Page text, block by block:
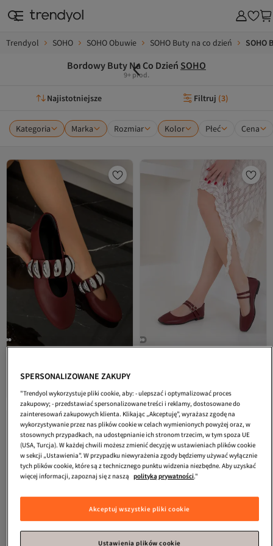
Trendyol SOHO SOHO Obuwie SOHO Buty na co dzień SOHO
Bordowy Buty Na Co Dzień SOHO
9+ prod.
Najistotniejsze Filtruj (3)
Kategoria Marka Rozmiar Kolor Płeć Cena
(11)
Darmowa wysyłka
Najniższa cena od 30 dni
-12% 112, 52 zł 128,40 167, 55 zł
SPERSONALIZOWANE ZAKUPY
"Trendyol wykorzystuje pliki cookie, aby: - ulepszać i optymalizować proces
zakupowy; - przedstawiać spersonalizowane treści i reklamy, dostosowane do
zainteresowań zakupowych klienta. Klikając „Akceptuję”, wyrażasz zgodę na
wykorzystywanie przez nas plików cookie w celach wymienionych powyżej oraz, w
stosownych przypadkach, na udostępnianie ich stronom trzecim, w tym spoza UE
(USA, Turcja). W każdej chwili możesz zmienić decyzję w ustawieniach plików cookie
w sekcji „Ustawienia”. W przypadku niewyrażenia zgody będziemy używać wyłącznie
tych plików cookie, które są z technicznego punktu widzenia niezbędne. Aby uzyskać
więcej informacji, zapoznaj się z naszą
polityką prywatności."
Akceptuj wszystkie pliki cookie
Ustawienia plików cookie